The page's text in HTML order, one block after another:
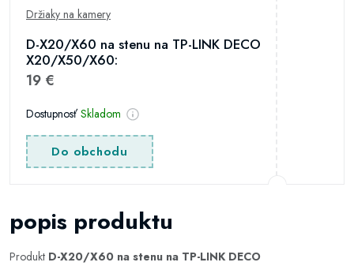
Držiaky na kamery
D-X20/X60 na stenu na TP-LINK DECO
X20/X50/X60:
19 €
Dostupnosť Skladom
Do obchodu
popis produktu
Produkt D-X20/X60 na stenu na TP-LINK DECO